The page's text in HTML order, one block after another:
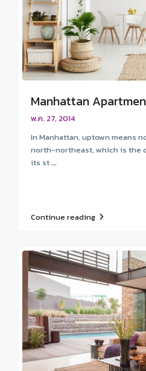
Manhattan
พ.ค. 27, 2014
In Manhattan, uptown means
north-northeast, which is the
its st...
Continue reading